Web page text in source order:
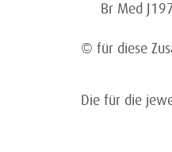
Br Med
© für diese
Die für die